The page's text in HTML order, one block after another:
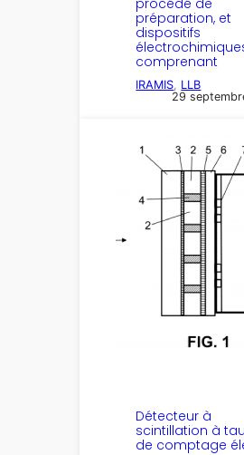
préparation, et
dispositifs
comprenant
IRAMIS LLB
29
Détecteur à
scintillation à
de comptage